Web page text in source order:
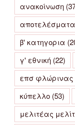
ανακοίνωση
β' κατηγορια
γ' εθνική (22)
επσ φλώρινας
κύπελλο (53)
μελιτέας